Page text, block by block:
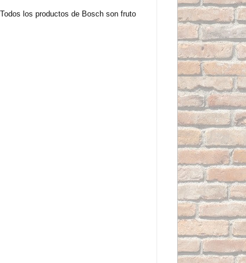
los productos de Bosch son fruto